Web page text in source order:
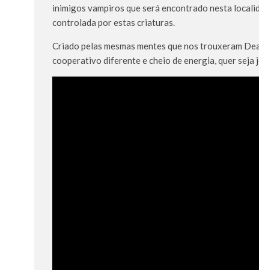
inimigos vampiros que será encontrado nesta
controlada por estas criaturas.
Criado pelas mesmas mentes que nos trouxeram
cooperativo diferente e cheio de energia, quer seja